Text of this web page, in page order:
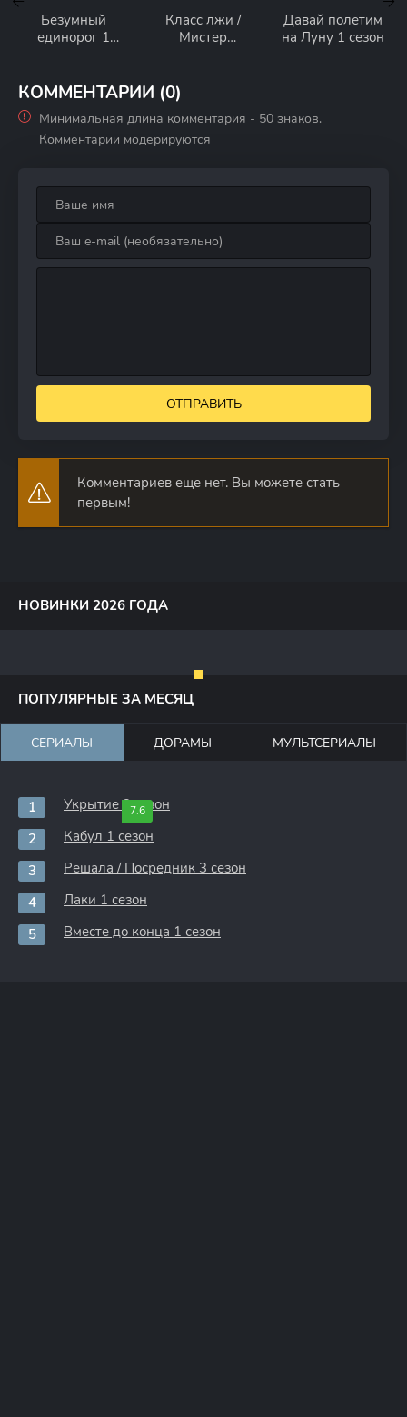
Безумный
единорог 1
Класс лжи /
Мистер
Давай полетим
на Луну 1 сезон
КОММЕНТАРИИ (0)
Минимальная длина комментария - 50 знаков.
Комментарии модерируются
ОТПРАВИТЬ
Комментариев еще нет. Вы можете стать
первым!
НОВИНКИ 2026 ГОДА
ПОПУЛЯРНЫЕ ЗА МЕСЯЦ
СЕРИАЛЫ ДОРАМЫ МУЛЬТСЕРИАЛЫ
7.6
Укрытие 3 сезон
Кабул 1 сезон
Решала / Посредник 3 сезон
Лаки 1 сезон
Вместе до конца 1 сезон